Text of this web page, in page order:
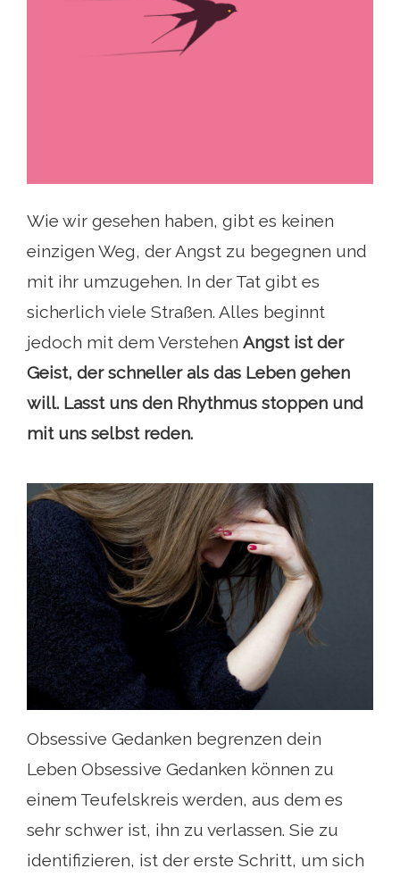
Wie wir gesehen haben, gibt es keinen
einzigen Weg, der Angst zu begegnen und
mit ihr umzugehen. In der Tat gibt es
sicherlich viele Straßen. Alles beginnt
jedoch mit dem Verstehen Angst ist der
Geist, der schneller als das Leben gehen
will. Lasst uns den Rhythmus stoppen und
mit uns selbst reden.
Obsessive Gedanken begrenzen dein
Leben Obsessive Gedanken können zu
einem Teufelskreis werden, aus dem es
sehr schwer ist, ihn zu verlassen. Sie zu
identifizieren, ist der erste Schritt, um sich